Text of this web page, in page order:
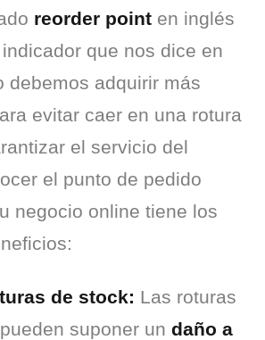
reorder point en inglés
que nos dice en
debemos adquirir más
evitar caer en una rotura
el servicio del
el punto de pedido
negocio online tiene los
de stock: Las roturas
suponer un daño a